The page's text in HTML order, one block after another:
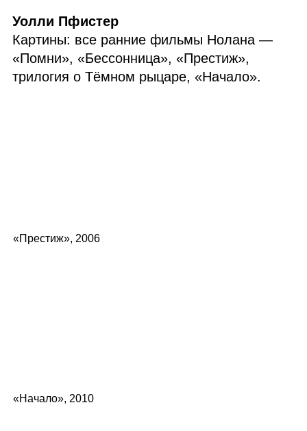
Уолли Пфистер
Картины: все ранние фильмы Нолана —
«Помни», «Бессонница», «Престиж»,
трилогия о Тёмном рыцаре, «Начало».
«Престиж», 2006
«Начало», 2010